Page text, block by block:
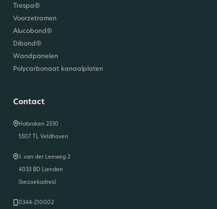
Trespa®
Voorzetramen
Alucobond®
Dibond®
Wandpanelen
Polycarbonaat kanaalplaten
Contact
Habraken 2330
5507 TL Veldhoven
J. van der Leeweg 2
4033 BD Lienden
(bezoekadres)
0344-210002